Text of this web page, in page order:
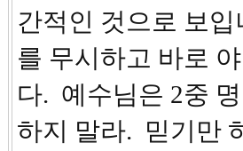
간적인 것으로 보
를 무시하고 바로
다. 예수님은 2중
하지 말라. 믿기만